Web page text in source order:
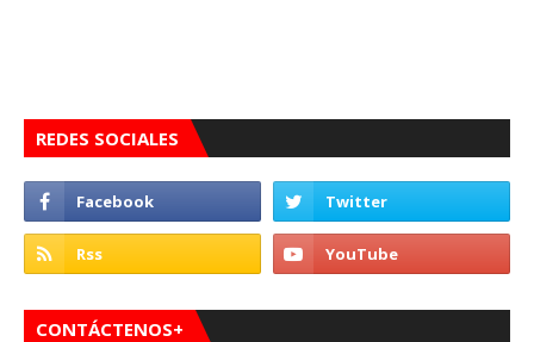
REDES SOCIALES
CONTÁCTENOS+